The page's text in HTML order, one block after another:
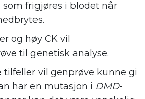
frigjøres i blodet når
og høy CK vil
til genetisk analyse.
tilfeller vil genprøve kunne gi
har en mutasjon i DMD-